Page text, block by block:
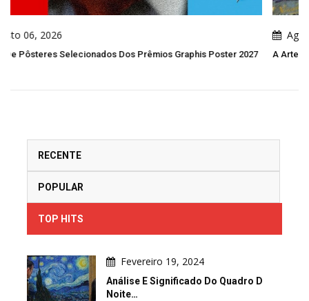
Poster 2027 A Arte Moderna: Ruptura, Experimentação E Novas
RECENTE
POPULAR
TOP HITS
Fevereiro 19, 2024
Análise E Significado Do Quadro D
Noite…